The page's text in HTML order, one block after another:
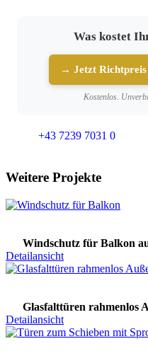
Was kostet
→ Jetzt Richtpreis
Kostenlos.
+43 7239 7031 0
Weitere Projekte
Windschutz für Balkon
Detailansicht
Glasfalttüren rahmenlos
Detailansicht